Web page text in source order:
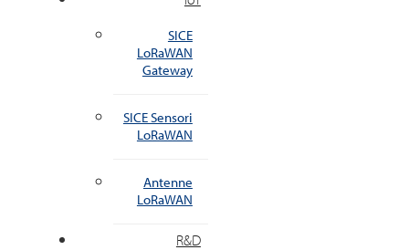
SICE
LoRaWAN
Gateway
SICE Sensori
LoRaWAN
Antenne
LoRaWAN
R&D